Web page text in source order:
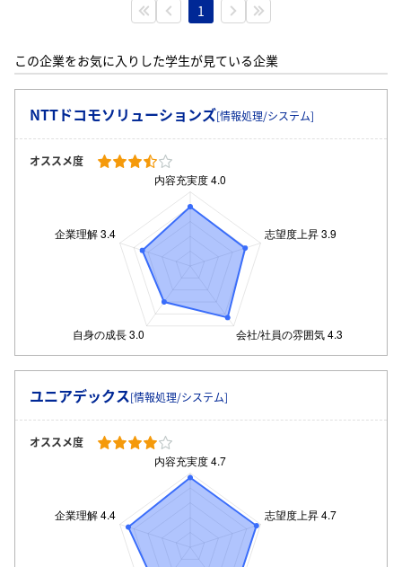
1
この企業をお気に入りした学生が見ている企業
NTTドコモソリューションズ[情報処理/システム]
オススメ度
ユニアデックス[情報処理/システム]
オススメ度
ログイン・会員登録